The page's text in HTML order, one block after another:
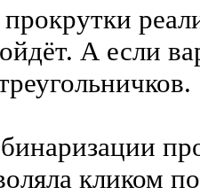
А если
кликом